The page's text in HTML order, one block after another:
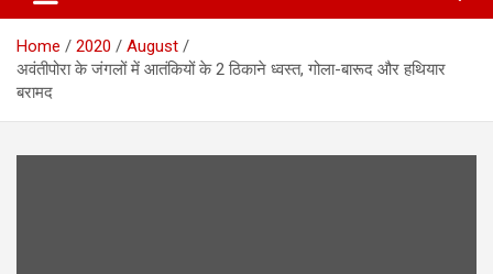
Home 2020
August
अवंतीपोरा के जंगलों में आतंकियों के 2 ठिकाने ध्वस्त, गोला-बारूद और हथियार
बरामद